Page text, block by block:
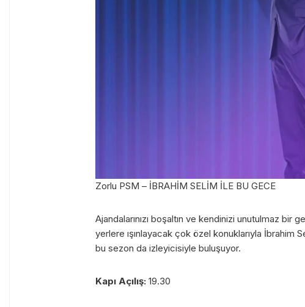
Zorlu PSM – İBRAHİM SELİM İLE BU GECE
Ajandalarınızı boşaltın ve kendinizi unutulmaz bir
yerlere ışınlayacak çok özel konuklarıyla İbrahim
bu sezon da izleyicisiyle buluşuyor.
Kapı Açılış: 19.30